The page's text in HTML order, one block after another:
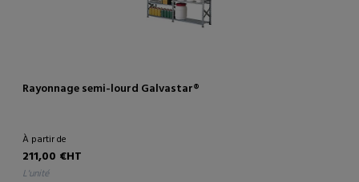
Rayonnage semi-lourd Galvastar®
À partir de
211,00 €HT
l'unité